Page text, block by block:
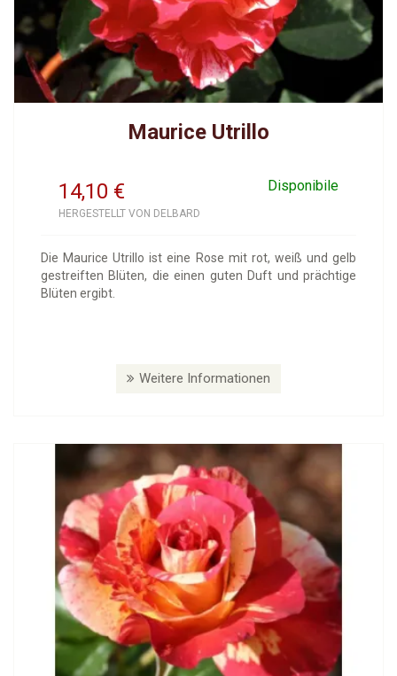
Maurice Utrillo
14,10 Disponibile
€
HERGESTELLT VON DELBARD
Die Maurice Utrillo ist eine Rose mit rot, weiß und gelb
gestreiften Blüten, die einen guten Duft und prächtige
Blüten ergibt.
Weitere Informationen